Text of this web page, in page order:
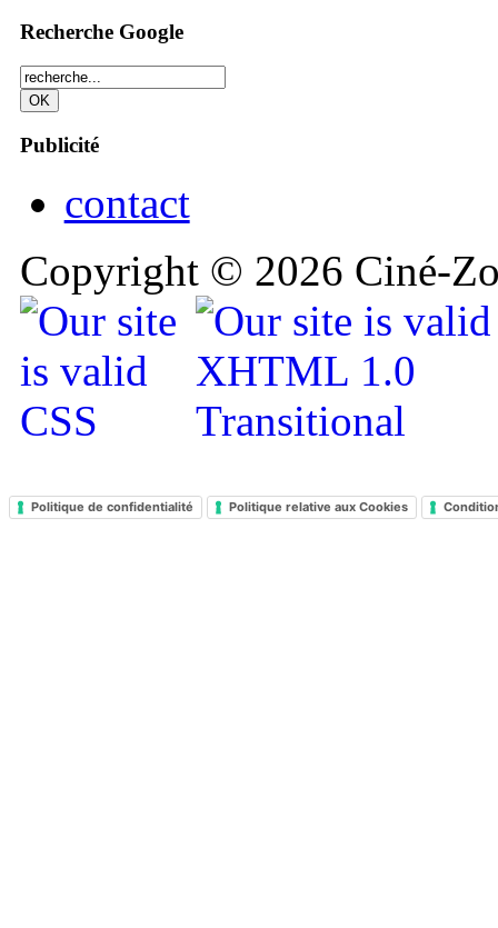
Recherche Google
Publicité
contact
Copyright © 2026 Ciné-
Politique de confidentialité Politique relative aux Cookies